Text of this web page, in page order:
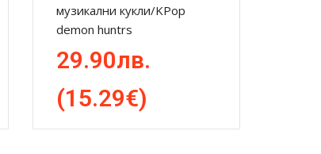
музикални кукли/KPop
demon huntrs
29.90лв.
(15.29€)